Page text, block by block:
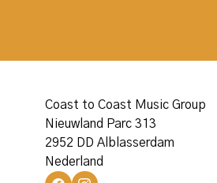
Coast to Coast Music Group
Nieuwland Parc 313
2952 DD Alblasserdam
Nederland